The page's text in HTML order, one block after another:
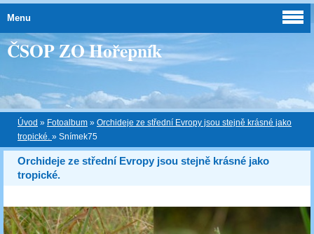
ČSOP ZO Hořepník
Úvod » Fotoalbum » Orchideje ze střední Evropy jsou stejně krásné jako
tropické. » Snímek75
Orchideje ze střední Evropy jsou stejně krásné jako
tropické.
Menu